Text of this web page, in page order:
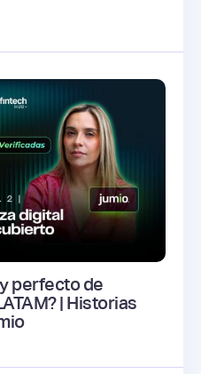
perfecto de
| Historias